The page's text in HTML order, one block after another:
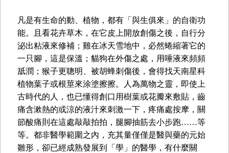
凡是有生命的動、植物，都有「與生俱來」的自衛功
能。且看花卉草木，在它皮上開放創傷之後，自行分
泌出粘液來修補；雞在冰天雪地中，必然蜷縮著它的
一只腳，這是保溫；貓狗在外傷之處，用唾液來頻頻
舐潤；猴子更聰明、被胡蜂刺傷後，會得找天南星科
植物葉子或根莖來涂塗擦擦。人為萬物之靈，即使上
古時代的人，也已懂得創口用樹葉或花瓣來敷貼，齒
痛含漱熱的或涼的液汁來刺激一下，疼痛處按摩，關
節酸痛則在這處敲敲拍拍，腿腳抽筋去小步跑……等
等。都非醫學範圍之內，充其量僅僅是醫與藥的元始
雛形，卻已經成熟發展到「學」的醫學，有什麼關